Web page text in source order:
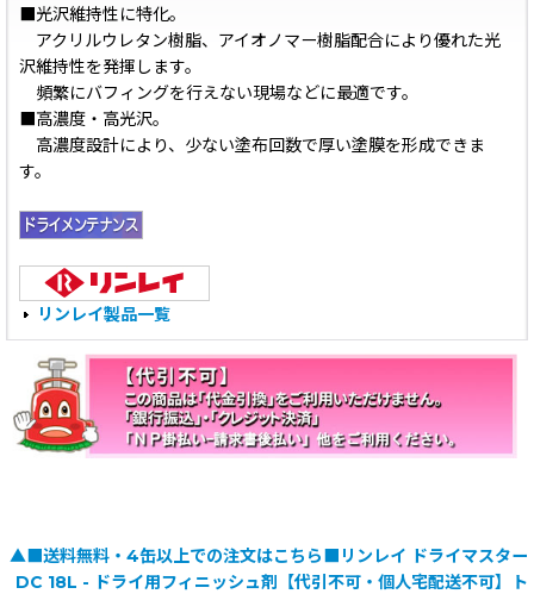
■光沢維持性に特化。
アクリルウレタン樹脂、アイオノマー樹脂配合により優れた光
沢維持性を発揮します。
頻繁にバフィングを行えない現場などに最適です。
■高濃度・高光沢。
高濃度設計により、少ない塗布回数で厚い塗膜を形成できま
す。
リンレイ製品一覧
▲■送料無料・4缶以上での注文はこちら■リンレイ ドライマスター
DC 18L - ドライ用フィニッシュ剤【代引不可・個人宅配送不可】ト